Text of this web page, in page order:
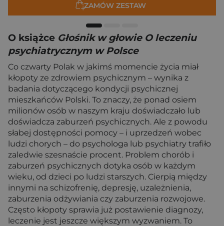
ZAMÓW ZESTAW
O książce Głośnik w głowie O leczeniu
psychiatrycznym w Polsce
Co czwarty Polak w jakimś momencie życia miał
kłopoty ze zdrowiem psychicznym – wynika z
badania dotyczącego kondycji psychicznej
mieszkańców Polski. To znaczy, że ponad osiem
milionów osób w naszym kraju doświadczało lub
doświadcza zaburzeń psychicznych. Ale z powodu
słabej dostępności pomocy – i uprzedzeń wobec
ludzi chorych – do psychologa lub psychiatry trafiło
zaledwie szesnaście procent. Problem chorób i
zaburzeń psychicznych dotyka osób w każdym
wieku, od dzieci po ludzi starszych. Cierpią między
innymi na schizofrenię, depresję, uzależnienia,
zaburzenia odżywiania czy zaburzenia rozwojowe.
Często kłopoty sprawia już postawienie diagnozy,
leczenie jest jeszcze większym wyzwaniem. To